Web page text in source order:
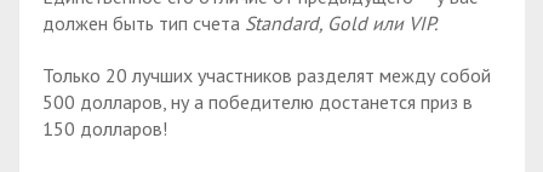
должен быть тип счета Standard, Gold или VIP.
Только 20 лучших участников разделят между собой
500 долларов, ну а победителю достанется приз в
150 долларов!